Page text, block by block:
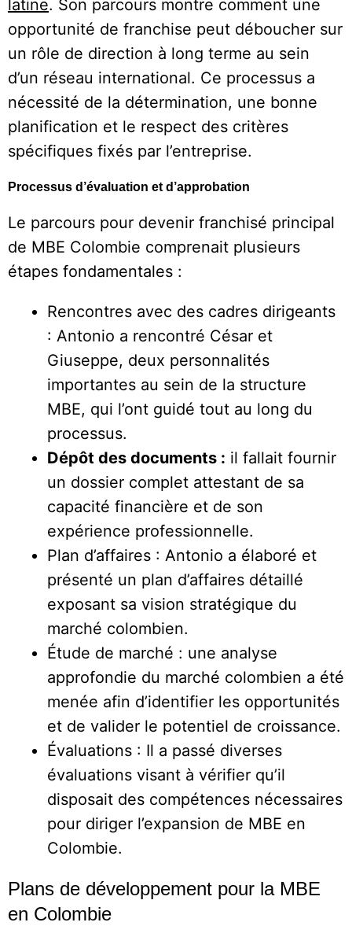
latine. Son parcours montre comment une
opportunité de franchise peut déboucher sur
un rôle de direction à long terme au sein
d’un réseau international. Ce processus a
nécessité de la détermination, une bonne
planification et le respect des critères
spécifiques fixés par l’entreprise.
Processus d’évaluation et d’approbation
Le parcours pour devenir franchisé principal
de MBE Colombie comprenait plusieurs
étapes fondamentales :
Rencontres avec des cadres dirigeants
: Antonio a rencontré César et
Giuseppe, deux personnalités
importantes au sein de la structure
MBE, qui l’ont guidé tout au long du
processus.
Dépôt des documents : il fallait fournir
un dossier complet attestant de sa
capacité financière et de son
expérience professionnelle.
Plan d’affaires : Antonio a élaboré et
présenté un plan d’affaires détaillé
exposant sa vision stratégique du
marché colombien.
Étude de marché : une analyse
approfondie du marché colombien a été
menée afin d’identifier les opportunités
et de valider le potentiel de croissance.
Évaluations : Il a passé diverses
évaluations visant à vérifier qu’il
disposait des compétences nécessaires
pour diriger l’expansion de MBE en
Colombie.
Plans de développement pour la MBE
en Colombie